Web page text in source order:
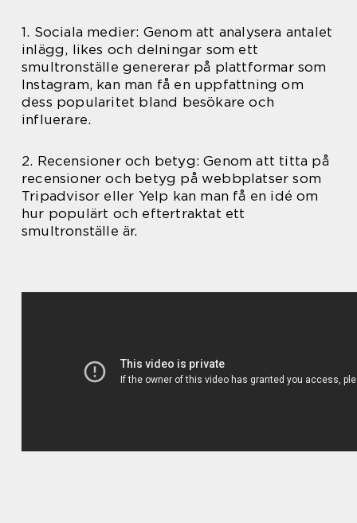
1. Sociala medier: Genom att analysera antalet
inlägg, likes och delningar som ett
smultronställe genererar på plattformar som
Instagram, kan man få en uppfattning om
dess popularitet bland besökare och
influerare.
2. Recensioner och betyg: Genom att titta på
recensioner och betyg på webbplatser som
Tripadvisor eller Yelp kan man få en idé om
hur populärt och eftertraktat ett
smultronställe är.